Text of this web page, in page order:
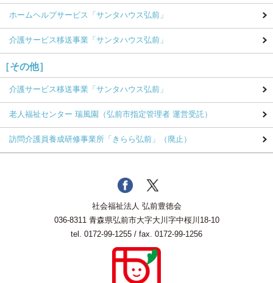
ホームヘルプサービス 「サンタハウス弘前」
介護サービス移送事業 「サンタハウス弘前」
［その他］
介護サービス移送事業 「サンタハウス弘前」
老人福祉センター 瑞風園 （弘前市指定管理者 運営受託）
訪問介護員養成研修事業所 「きらら弘前」（廃止）
社会福祉法人 弘前豊徳会
036-8311 青森県弘前市大字大川字中桜川18-10
tel. 0172-99-1255 / fax. 0172-99-1256